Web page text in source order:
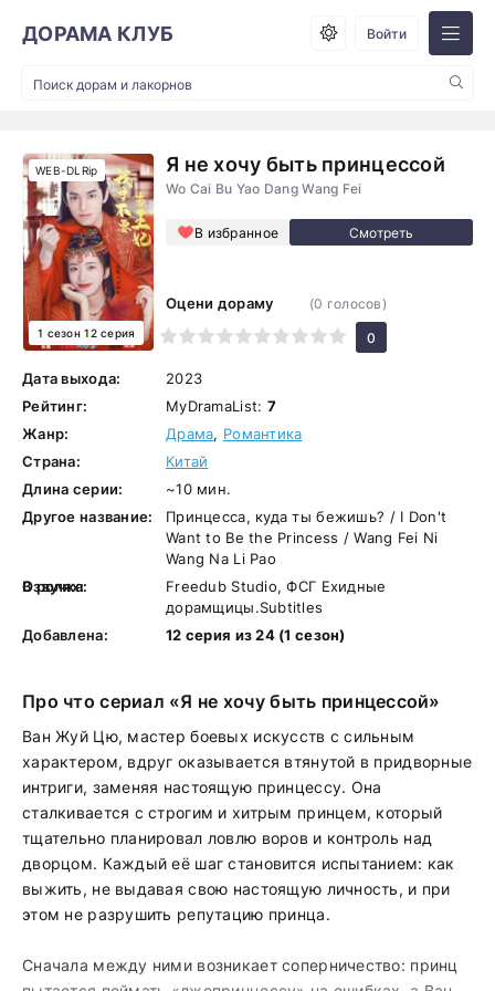
ДОРАМА КЛУБ Войти
Я не хочу быть принцессой
Wo Cai Bu Yao Dang Wang Fei
В избранное
WEB-DLRip
1 сезон 12 серия
Оцени дораму
1
2 3 4 5 6 7 8 9 10
(0 голосов)
0
Дата выхода:
2023
Рейтинг:
MyDramaList: 7
Жанр:
Драма, Романтика
Страна:
Китай
Длина серии:
~10 мин.
Другое название:
Принцесса, куда ты бежишь? / I Don't
Want to Be the Princess / Wang Fei Ni
Wang Na Li Pao
В ролях:
Озвучка:
Freedub Studio, ФСГ Ехидные
дорамщицы.Subtitles
Добавлена:
12 серия из 24 (1 сезон)
Про что сериал «Я не хочу быть принцессой»
Ван Жуй Цю, мастер боевых искусств с сильным
характером, вдруг оказывается втянутой в придворные
интриги, заменяя настоящую принцессу. Она
сталкивается с строгим и хитрым принцем, который
тщательно планировал ловлю воров и контроль над
дворцом. Каждый её шаг становится испытанием: как
выжить, не выдавая свою настоящую личность, и при
этом не разрушить репутацию принца.
Сначала между ними возникает соперничество: принц